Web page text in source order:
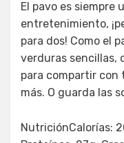
El pavo es siempre
entretenimiento,
para dos! Como el
verduras sencillas,
para compartir con
más. O guarda las
NutriciónCalorías: